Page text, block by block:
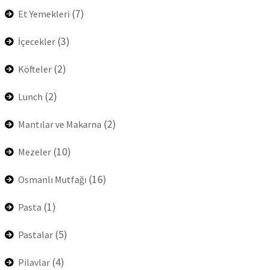
Et Yemekleri (7)
İçecekler (3)
Köfteler (2)
Lunch (2)
Mantılar ve Makarna (2)
Mezeler (10)
Osmanlı Mutfağı (16)
Pasta (1)
Pastalar (5)
Pilavlar (4)